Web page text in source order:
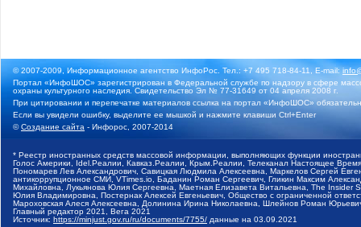
© 2007-2009, Информационное агентство ИнфоРос. Тел.: +7 495 718-84-11, E-mail:
Портал «ИнфоШОС» зарегистрирован в Федеральной службе по надзору в сфере
охраны культурного наследия. Свидетельство Эл № 77-31649 от 04 апреля 2008 г.
При цитировании и перепечатке материалов ссылка на портал «ИнфоШОС»
Если вы увидели ошибку, выделите ее мышкой и нажмите клавиши Ctrl+Enter
©Создание сайта - Инфорос, 2007-2014
* Реестр иностранных средств массовой информации, выполняющих функции
Голос Америки, Idel.Реалии, Кавказ.Реалии, Крым.Реалии, Телеканал Настоящее
Пономарев Лев Александрович, Савицкая Людмила Алексеевна, Маркелов Сергей
антикоррупционное СМИ, VTimes.io, Баданин Роман Сергеевич, Гликин Максим
Михайловна, Лукьянова Юлия Сергеевна, Маетная Елизавета Витальевна, The
Юлия Владимировна, Постернак Алексей Евгеньевич, Общество с ограниченной
Мароховская Алеся Алексеевна, Долинина Ирина Николаевна, Шлейнов Роман
Главный редактор 2021, Вега 2021
Источник: https://minjust.gov.ru/ru/documents/7755/ данные на 03.09.2021